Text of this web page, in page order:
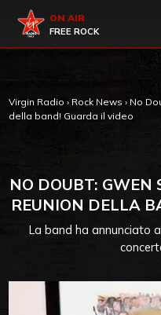
Virgin Radio
ON AIR
FREE ROCK
Virgin Radio › Rock News › No
della band! Guarda il video
NO DOUBT: GWEN
REUNION DELLA
La band ha annunciato